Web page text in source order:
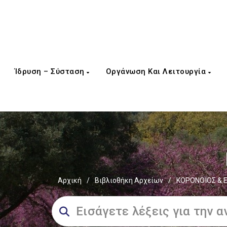
Ίδρυση – Σύσταση Οργάνωση Και Λειτουργία
Αρχική / Βιβλιοθήκη Αρχείων / ΚΟΡΟΝΟΪΟΣ &